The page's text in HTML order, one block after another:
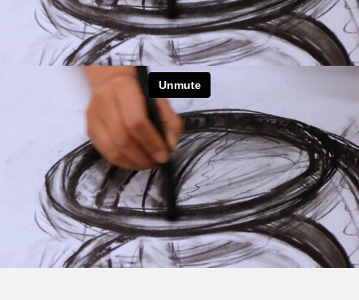
.mappenkurse
.mappen-coachings
photographie
photographiekurse
photo workshops
photo mappenkurse
individual-coachings photo
events
.teamevents